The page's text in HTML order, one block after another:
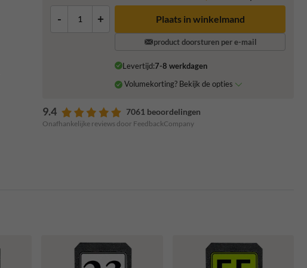
- + Plaats in winkelmand
product doorsturen per e-mail
Levertijd:7-8 werkdagen
Volumekorting? Bekijk de opties
9.4 7061 beoordelingen
Onafhankelijke reviews door FeedbackCompany